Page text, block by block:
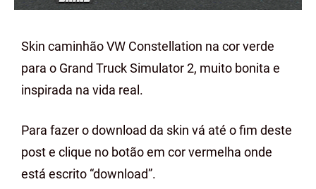
Skin caminhão VW Constellation na cor verde
para o Grand Truck Simulator 2, muito bonita e
inspirada na vida real.
Para fazer o download da skin vá até o fim deste
post e clique no botão em cor vermelha onde
está escrito “download”.